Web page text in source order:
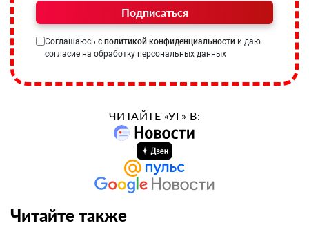
Подписаться
Соглашаюсь с политикой конфиденциальности и даю
согласие на обработку персональных данных
ЧИТАЙТЕ «УГ» В:
Читайте также